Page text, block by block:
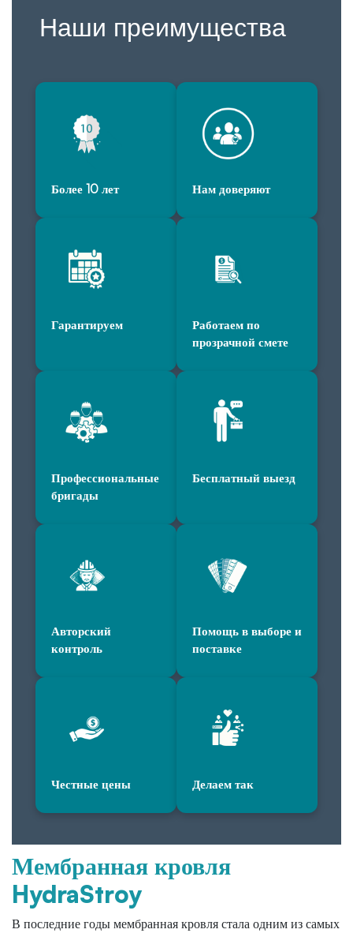
Наши преимущества
Более 10 лет Нам доверяют
Гарантируем
Работаем по
прозрачной смете
Профессиональные
бригады
Бесплатный выезд
Авторский
контроль
Помощь в выборе и
поставке
Честные цены Делаем так
Мембранная кровля
HydraStroy
В последние годы мембранная кровля стала одним из самых